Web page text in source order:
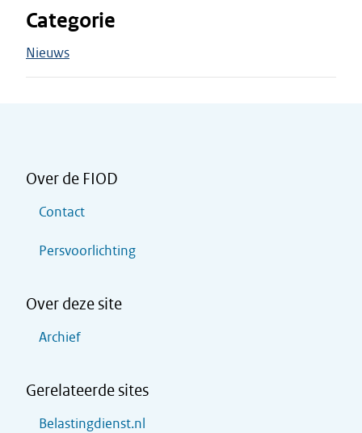
Categorie
Nieuws
Over de FIOD
Contact
Persvoorlichting
Over deze site
Archief
Gerelateerde sites
Belastingdienst.nl